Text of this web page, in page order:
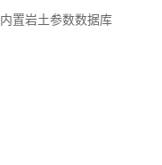
内置岩土参数数据库